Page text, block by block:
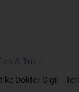
& Trik
ke Dokter Gigi –